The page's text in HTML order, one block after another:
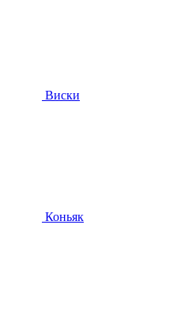
Виски
Коньяк